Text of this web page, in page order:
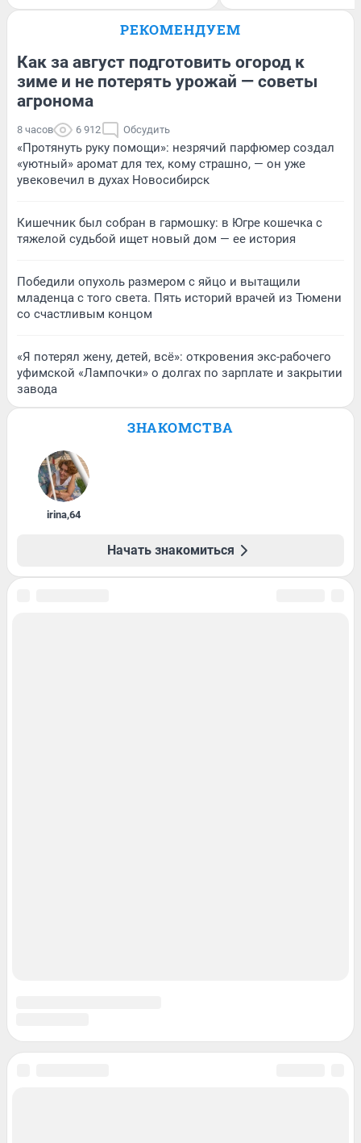
РЕКОМЕНДУЕМ
Как за август подготовить огород к
зиме и не потерять урожай — советы
агронома
8 часов 6 912 Обсудить
«Протянуть руку помощи»: незрячий парфюмер создал
«уютный» аромат для тех, кому страшно, — он уже
увековечил в духах Новосибирск
Кишечник был собран в гармошку: в Югре кошечка с
тяжелой судьбой ищет новый дом — ее история
Победили опухоль размером с яйцо и вытащили
младенца с того света. Пять историй врачей из Тюмени
со счастливым концом
«Я потерял жену, детей, всё»: откровения экс-рабочего
уфимской «Лампочки» о долгах по зарплате и закрытии
завода
ЗНАКОМСТВА
irina,64
Начать знакомиться